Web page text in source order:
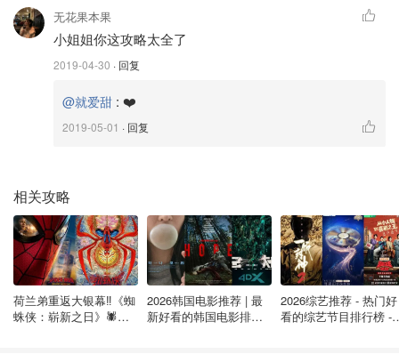
无花果本果
小姐姐你这攻略太全了
2019-04-30 · 回复
@就爱甜 : ❤️
2019-05-01 · 回复
相关攻略
荷兰弟重返大银幕‼️《蜘
蛛侠：崭新之日》🕷️北
2026韩国电影推荐 | 最
新好看的韩国电影排行
2026综艺推荐 - 热门好
看的综艺节目排行榜 -